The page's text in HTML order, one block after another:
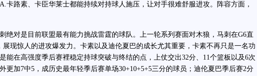
卡路素、卡臣华莱士都能持续对持球人施压，让对手很难舒服进攻。阵容方面，
对是目前联盟最有能力挑战雷霆的球队。上一轮系列赛面对木狼，马刺在G6直
展现惊人的进攻爆发力。卡素以及迪伦夏巴的成长尤其重要，卡素不再只是一名功
能在高强度季后赛裡稳定持球突破与终结的点，上仗交出32分、11个篮板以及6次
更加7中5，成历史最年轻季后赛单场30+10+5+5三分的球员；迪伦夏巴季后赛2分